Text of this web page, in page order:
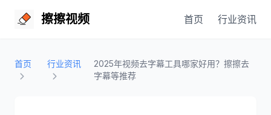
擦擦视频 首页 行业资讯
首页 行业资讯
2025年视频去字幕工具哪家好用？擦擦去
字幕等推荐